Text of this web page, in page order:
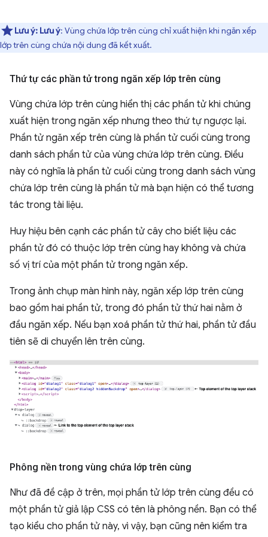
Lưu ý: Lưu ý: Vùng chứa lớp trên cùng chỉ xuất hiện khi ngăn xếp
lớp trên cùng chứa nội dung đã kết xuất.
Thứ tự các phần tử trong ngăn xếp lớp trên cùng
Vùng chứa lớp trên cùng hiển thị các phần tử khi chúng
xuất hiện trong ngăn xếp nhưng theo thứ tự ngược lại.
Phần tử ngăn xếp trên cùng là phần tử cuối cùng trong
danh sách phần tử của vùng chứa lớp trên cùng. Điều
này có nghĩa là phần tử cuối cùng trong danh sách vùng
chứa lớp trên cùng là phần tử mà bạn hiện có thể tương
tác trong tài liệu.
Huy hiệu bên cạnh các phần tử cây cho biết liệu các
phần tử đó có thuộc lớp trên cùng hay không và chứa
số vị trí của một phần tử trong ngăn xếp.
Trong ảnh chụp màn hình này, ngăn xếp lớp trên cùng
bao gồm hai phần tử, trong đó phần tử thứ hai nằm ở
đầu ngăn xếp. Nếu bạn xoá phần tử thứ hai, phần tử đầu
tiên sẽ di chuyển lên trên cùng.
Phông nền trong vùng chứa lớp trên cùng
Như đã đề cập ở trên, mọi phần tử lớp trên cùng đều có
một phần tử giả lập CSS có tên là phông nền. Bạn có thể
tạo kiểu cho phần tử này, vì vậy, bạn cũng nên kiểm tra